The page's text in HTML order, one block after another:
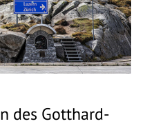
des Gotthard-